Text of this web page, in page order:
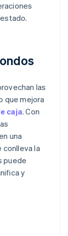
las
que mejora
caja. Con
una
conlleva la
puede
y